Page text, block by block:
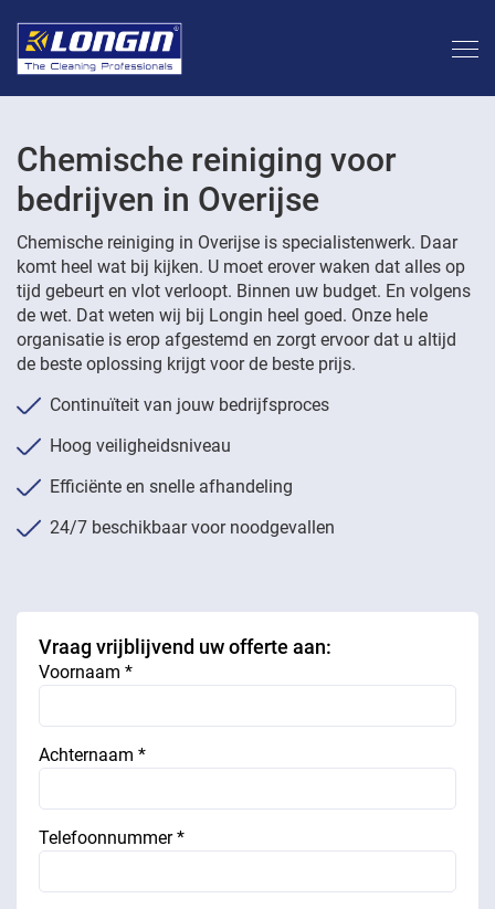
Chemische reiniging voor
bedrijven in Overijse
Chemische reiniging in Overijse is specialistenwerk. Daar
komt heel wat bij kijken. U moet erover waken dat alles op
tijd gebeurt en vlot verloopt. Binnen uw budget. En volgens
de wet. Dat weten wij bij Longin heel goed. Onze hele
organisatie is erop afgestemd en zorgt ervoor dat u altijd
de beste oplossing krijgt voor de beste prijs.
Continuïteit van jouw bedrijfsproces
Hoog veiligheidsniveau
Efficiënte en snelle afhandeling
24/7 beschikbaar voor noodgevallen
Vraag vrijblijvend uw offerte aan:
Voornaam *
Achternaam *
Telefoonnummer *